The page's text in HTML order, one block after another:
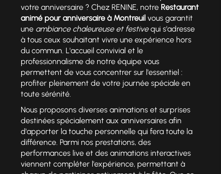
votre anniversaire ? Chez RENINE, notre Restaurant
animé pour anniversaire à Montreuilvous garantit
une ambiance chaleureuse et festivequi s'adresse
à tous ceux souhaitant vivre une expérience hors
du commun. L'accueil convivial et le
professionnalisme de notre équipe vous
permettent de vous concentrer sur l'essentiel :
profiter pleinement de votre journée spéciale en
toute sérénité.
Nous proposons diverses animations et surprises
destinées spécialement aux anniversaires afin
d'apporter la touche personnelle qui fera toute la
différence. Parmi nos prestations, des
performances live et des animations interactives
viennent compléter l'expérience, permettant à